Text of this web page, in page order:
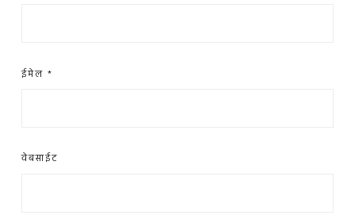
ईमेल *
वेबसाईट